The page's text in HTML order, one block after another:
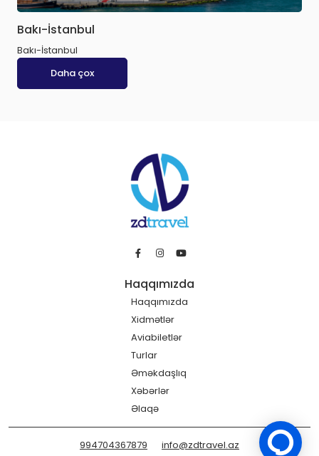
Bakı-İstanbul
Bakı-İstanbul
Daha çox
Haqqımızda
Haqqımızda
Xidmətlər
Aviabiletlər
Turlar
Əməkdaşlıq
Xəbərlər
Əlaqə
994704367879 info@zdtravel.az